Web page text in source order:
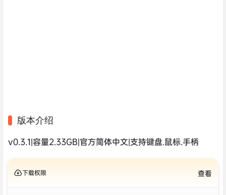
版本介绍
v0.3.1|容量2.33GB|官方简体中文|支持键盘.鼠标.手柄
下载权限 查看